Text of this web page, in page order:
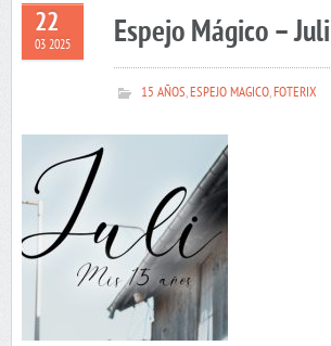
22
03 2025 Espejo Mágico – Juli
15 AÑOS,ESPEJO MAGICO,FOTERIX